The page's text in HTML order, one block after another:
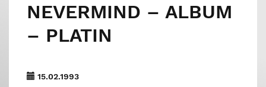
NEVERMIND – ALBUM
– PLATIN
15.02.1993